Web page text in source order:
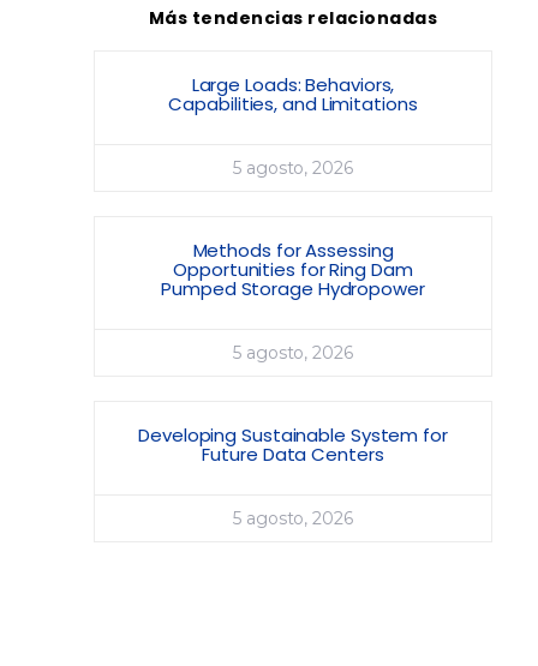
Más tendencias relacionadas
Large Loads: Behaviors,
Capabilities, and Limitations
5 agosto, 2026
Methods for Assessing
Opportunities for Ring Dam
Pumped Storage Hydropower
5 agosto, 2026
Developing Sustainable System for
Future Data Centers
5 agosto, 2026